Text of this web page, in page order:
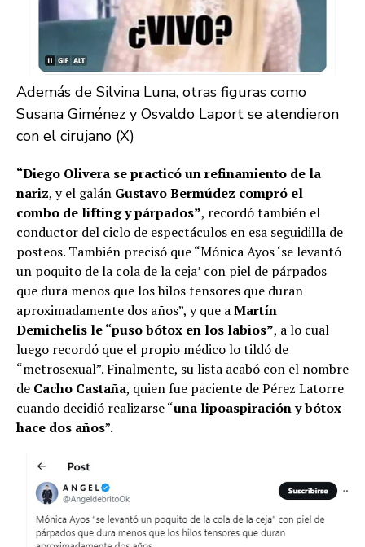
Además de Silvina Luna, otras figuras como
Susana Giménez y Osvaldo Laport se atendieron
con el cirujano (X)
“Diego Olivera se practicó un refinamiento de la
nariz, y el galán Gustavo Bermúdez compró el
combo de lifting y párpados”, recordó también el
conductor del ciclo de espectáculos en esa seguidilla de
posteos. También precisó que “Mónica Ayos ‘se levantó
un poquito de la cola de la ceja’ con piel de párpados
que dura menos que los hilos tensores que duran
aproximadamente dos años”, y que aMartín
Demichelis le “puso bótox en los labios”, a lo cual
luego recordó que el propio médico lo tildó de
“metrosexual”. Finalmente, su lista acabó con el nombre
de Cacho Castaña, quien fue paciente de Pérez Latorre
cuando decidió realizarse “una lipoaspiración y bótox
hace dos años”.